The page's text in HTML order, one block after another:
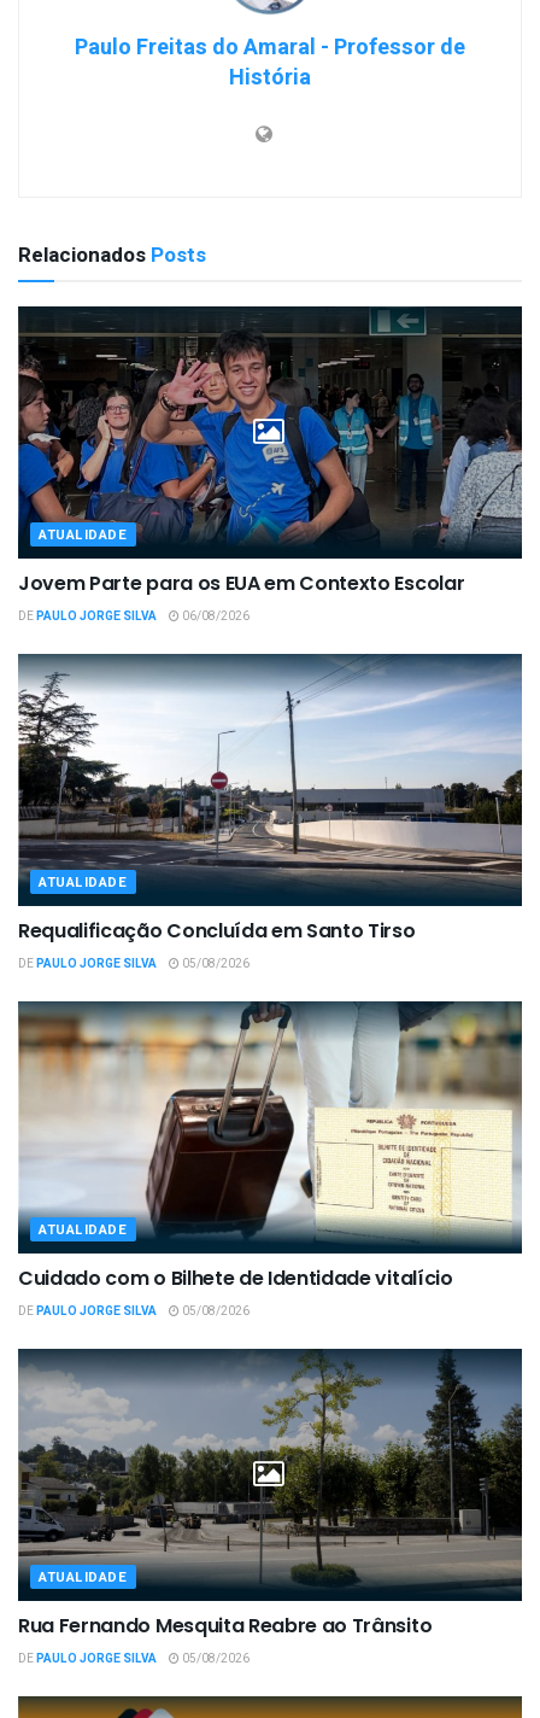
Paulo Freitas do Amaral - Professor de
História
Relacionados Posts
ATUALIDADE
Jovem Parte para os EUA em Contexto Escolar
DEPAULO JORGE SILVA 06/08/2026
ATUALIDADE
Requalificação Concluída em Santo Tirso
DEPAULO JORGE SILVA 05/08/2026
ATUALIDADE
Cuidado com o Bilhete de Identidade vitalício
DEPAULO JORGE SILVA 05/08/2026
ATUALIDADE
Rua Fernando Mesquita Reabre ao Trânsito
DEPAULO JORGE SILVA 05/08/2026